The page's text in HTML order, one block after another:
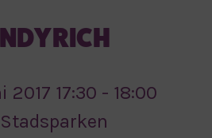
RICH
2017 17:30 - 18:00
Stadsparken